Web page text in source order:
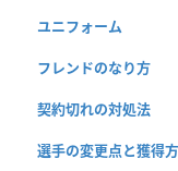
ユニフォーム
フレンドのなり方
契約切れの対処法
選手の変更点と獲得